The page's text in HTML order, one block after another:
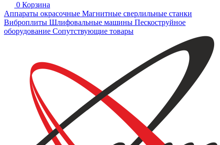
0 Корзина
Аппараты окрасочные Магнитные сверлильные станки
Виброплиты Шлифовальные машины Пескоструйное
оборудование Сопутствующие товары